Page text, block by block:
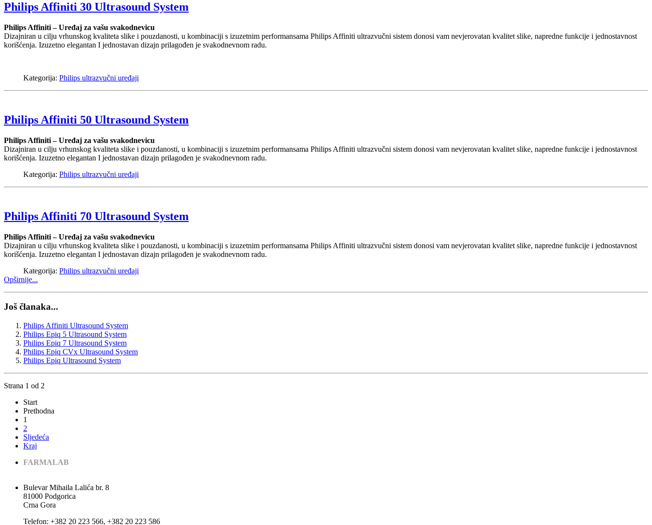
Philips Affiniti 30 Ultrasound System
Philips Affiniti – Uređaj za vašu svakodnevicu
Dizajniran u cilju vrhunskog kvaliteta slike i pouzdanosti, u kombinaciji s izuzetnim performansama Philips Affiniti ultrazvučni sistem donosi vam nevjerovatan kvalitet slike, napredne funkcije i jednostavnost
korišćenja. Izuzetno elegantan I jednostavan dizajn prilagođen je svakodnevnom radu.
Kategorija: Philips ultrazvučni uređaji
Philips Affiniti 50 Ultrasound System
Philips Affiniti – Uređaj za vašu svakodnevicu
Dizajniran u cilju vrhunskog kvaliteta slike i pouzdanosti, u kombinaciji s izuzetnim performansama Philips Affiniti ultrazvučni sistem donosi vam nevjerovatan kvalitet slike, napredne funkcije i jednostavnost
korišćenja. Izuzetno elegantan I jednostavan dizajn prilagođen je svakodnevnom radu.
Kategorija: Philips ultrazvučni uređaji
Philips Affiniti 70 Ultrasound System
Philips Affiniti – Uređaj za vašu svakodnevicu
Dizajniran u cilju vrhunskog kvaliteta slike i pouzdanosti, u kombinaciji s izuzetnim performansama Philips Affiniti ultrazvučni sistem donosi vam nevjerovatan kvalitet slike, napredne funkcije i jednostavnost
korišćenja. Izuzetno elegantan I jednostavan dizajn prilagođen je svakodnevnom radu.
Kategorija: Philips ultrazvučni uređaji
Opširnije...
Još članaka...
Philips Affiniti Ultrasound System
Philips Epiq 5 Ultrasound System
Philips Epiq 7 Ultrasound System
Philips Epiq CVx Ultrasound System
Philips Epiq Ultrasound System
Strana 1 od 2
Start
Prethodna
1
2
Sljedeća
Kraj
FARMALAB
Bulevar Mihaila Lalića br. 8
81000 Podgorica
Crna Gora
Теlеfоn: +382 20 223 566, +382 20 223 586